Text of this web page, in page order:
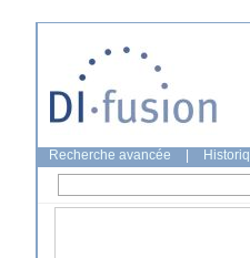
Recherche avancée